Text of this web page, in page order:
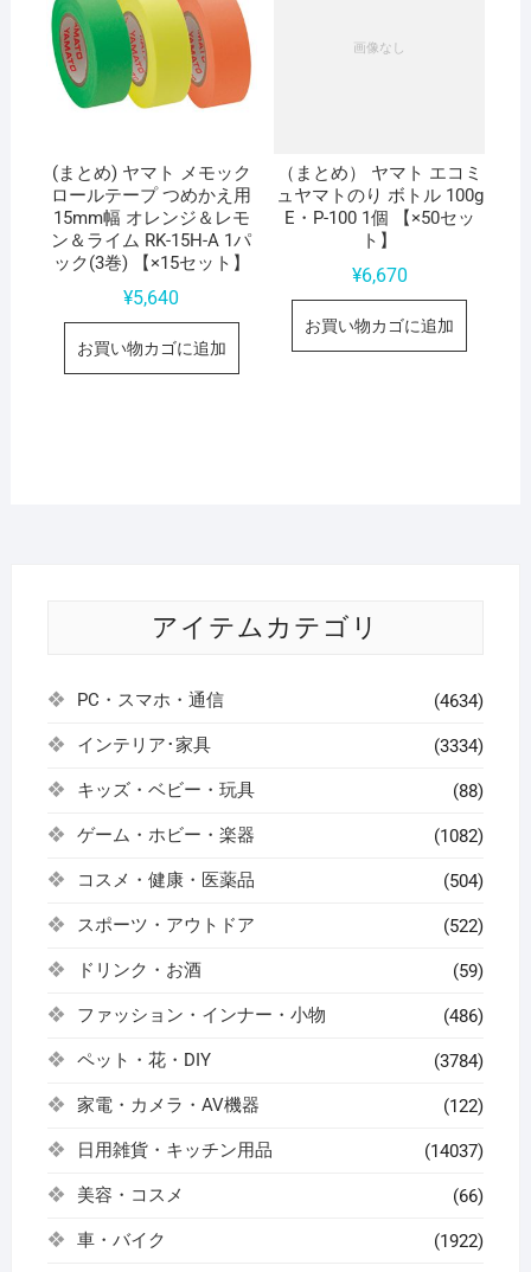
(まとめ) ヤマト メモック
ロールテープ つめかえ用
15mm幅 オレンジ＆レモ
ン＆ライム RK-15H-A 1パ
ック(3巻) 【×15セット】
¥5,640
お買い物カゴに追加
（まとめ） ヤマト エコミ
ュヤマトのり ボトル 100g
E・P-100 1個 【×50セッ
ト】
¥6,670
お買い物カゴに追加
アイテムカテゴリ
PC・スマホ・通信 (4634)
インテリア･家具 (3334)
キッズ・ベビー・玩具 (88)
ゲーム・ホビー・楽器 (1082)
コスメ・健康・医薬品 (504)
スポーツ・アウトドア (522)
ドリンク・お酒 (59)
ファッション・インナー・小物 (486)
ペット・花・DIY (3784)
家電・カメラ・AV機器 (122)
日用雑貨・キッチン用品 (14037)
美容・コスメ (66)
車・バイク (1922)